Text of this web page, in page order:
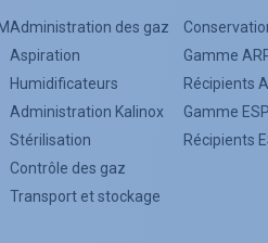
Administration des gaz
Aspiration
Humidificateurs
Administration Kalinox
Stérilisation
Contrôle des gaz
Transport et stockage
Gamme
Récipients
Gamme
Récipients